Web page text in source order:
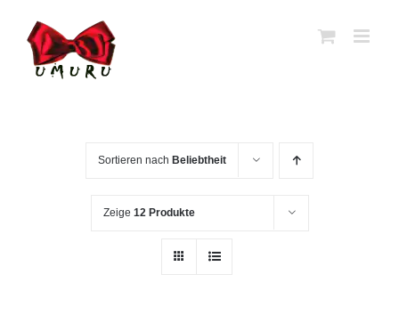
Inhalt
springen
Sortieren nach Beliebtheit
Zeige 12 Produkte